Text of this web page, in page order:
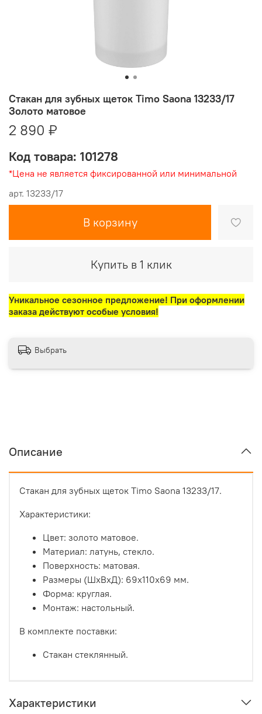
арт. 13233/17
Стакан для зубных щеток Timo Saona 13233/17
Золото матовое
2 890 ₽
Код товара: 101278
*Цена не является фиксированной или минимальной
В корзину
Купить в 1 клик
Уникальное сезонное предложение! При оформлении
заказа действуют особые условия!
Выбрать
Описание
Стакан для зубных щеток Timo Saona 13233/17.
Характеристики:
Цвет: золото матовое.
Материал: латунь, стекло.
Поверхность: матовая.
Размеры (ШхВхД): 69х110х69 мм.
Форма: круглая.
Монтаж: настольный.
В комплекте поставки:
Стакан стеклянный.
Характеристики